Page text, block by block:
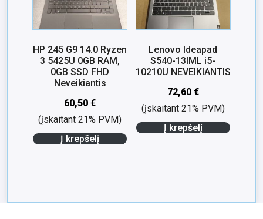
HP 245 G9 14.0 Ryzen
3 5425U 0GB RAM,
0GB SSD FHD
Neveikiantis
60,50€
(įskaitant 21% PVM)
Į krepšelį
Lenovo Ideapad
S540-13IML i5-
10210U NEVEIKIANTIS
72,60 €
(įskaitant 21% PVM)
Į krepšelį